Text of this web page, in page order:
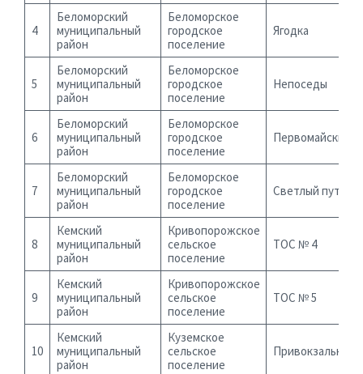
4
Беломорский
муниципальный
район
Беломорское
городское
поселение
Ягодка
5
Беломорский
муниципальный
район
Беломорское
городское
поселение
Непоседы
6
Беломорский
муниципальный
район
Беломорское
городское
поселение
Первомайский
7
Беломорский
муниципальный
район
Беломорское
городское
поселение
Светлый путь
8
Кемский
муниципальный
район
Кривопорожское
сельское
поселение
ТОС № 4
9
Кемский
муниципальный
район
Кривопорожское
сельское
поселение
ТОС № 5
10
Кемский
муниципальный
район
Куземское
сельское
поселение
Привокзальный